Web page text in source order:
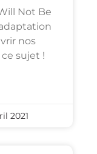
Not Be
nos
sujet !
2021